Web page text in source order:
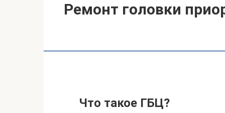
Ремонт головки
Что такое ГБЦ?